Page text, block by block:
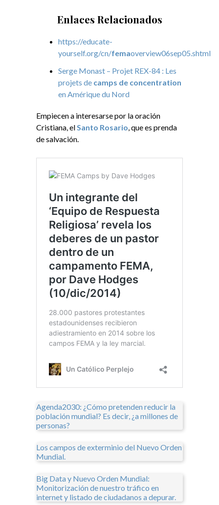
Enlaces Relacionados
https://educate-
yourself.org/cn/femaoverview06sep05.shtml
Serge Monast – Projet REX-84 : Les
projets de camps de concentration
en Amérique du Nord
Empiecen a interesarse por la oración
Cristiana, elSanto Rosario, que es prenda
de salvación.
Agenda2030: ¿Cómo pretenden reducir la
población mundial? Es decir, ¿a millones de
personas?
Los campos de exterminio del Nuevo Orden
Mundial.
Big Data y Nuevo Orden Mundial:
Monitorización de nuestro tráfico en
internet y listado de ciudadanos a depurar.